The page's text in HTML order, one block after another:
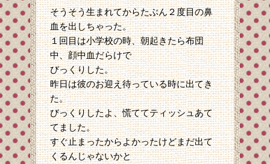
そうそう生まれてからたぶん２度目の鼻
血を出しちゃった。
１回目は小学校の時、朝起きたら布団
中、顔中血だらけで
びっくりした。
昨日は彼のお迎え待っている時に出てき
た。
びっくりしたよ、慌ててティッシュあて
てました。
すぐ止まったからよかったけどまだ出て
くるんじゃないかと